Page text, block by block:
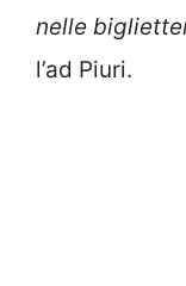
nelle
l’ad Piuri.